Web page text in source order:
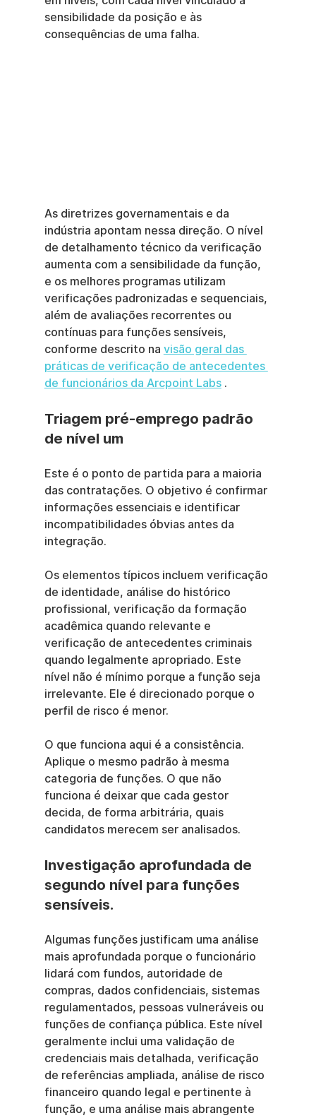
sensibilidade da posição e às
consequências de uma falha.
As diretrizes governamentais e da
indústria apontam nessa direção. O nível
de detalhamento técnico da verificação
aumenta com a sensibilidade da função,
e os melhores programas utilizam
verificações padronizadas e sequenciais,
além de avaliações recorrentes ou
contínuas para funções sensíveis,
conforme descrito na visão geral das
práticas de verificação de antecedentes
de funcionários da Arcpoint Labs .
Triagem pré-emprego padrão
de nível um
Este é o ponto de partida para a maioria
das contratações. O objetivo é confirmar
informações essenciais e identificar
incompatibilidades óbvias antes da
integração.
Os elementos típicos incluem verificação
de identidade, análise do histórico
profissional, verificação da formação
acadêmica quando relevante e
verificação de antecedentes criminais
quando legalmente apropriado. Este
nível não é mínimo porque a função seja
irrelevante. Ele é direcionado porque o
perfil de risco é menor.
O que funciona aqui é a consistência.
Aplique o mesmo padrão à mesma
categoria de funções. O que não
funciona é deixar que cada gestor
decida, de forma arbitrária, quais
candidatos merecem ser analisados.
Investigação aprofundada de
segundo nível para funções
sensíveis.
Algumas funções justificam uma análise
mais aprofundada porque o funcionário
lidará com fundos, autoridade de
compras, dados confidenciais, sistemas
regulamentados, pessoas vulneráveis ou
funções de confiança pública. Este nível
geralmente inclui uma validação de
credenciais mais detalhada, verificação
de referências ampliada, análise de risco
financeiro quando legal e pertinente à
função, e uma análise mais abrangente